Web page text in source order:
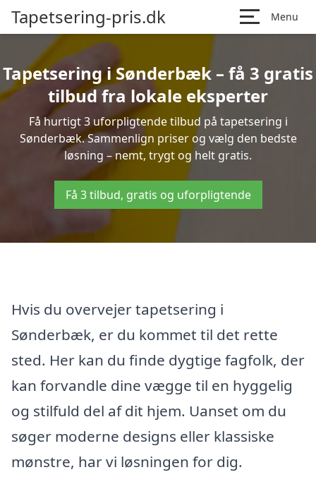
Tapetsering-pris.dk Menu
Tapetsering i Sønderbæk – få 3 gratis
tilbud fra lokale eksperter
Få hurtigt 3 uforpligtende tilbud på tapetsering i
Sønderbæk. Sammenlign priser og vælg den bedste
løsning – nemt, trygt og helt gratis.
Få 3 tilbud, gratis og uforpligtende
Hvis du overvejer tapetsering i
Sønderbæk, er du kommet til det rette
sted. Her kan du finde dygtige fagfolk, der
kan forvandle dine vægge til en hyggelig
og stilfuld del af dit hjem. Uanset om du
søger moderne designs eller klassiske
mønstre, har vi løsningen for dig.